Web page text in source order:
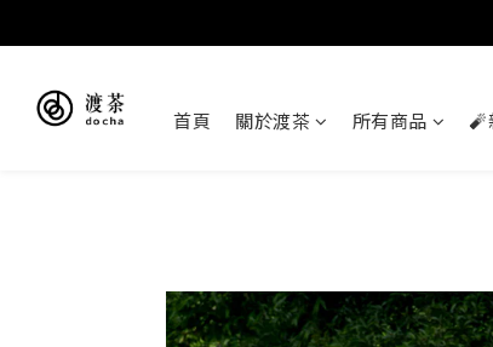
首頁 關於渡茶 所有商品 🧨